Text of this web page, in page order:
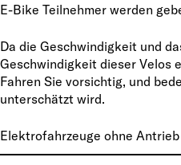
E-Bike Teilnehmer werden
Da die Geschwindigkeit und
Geschwindigkeit dieser Velos
Fahren Sie vorsichtig, und
unterschätzt wird.
Elektrofahrzeuge ohne